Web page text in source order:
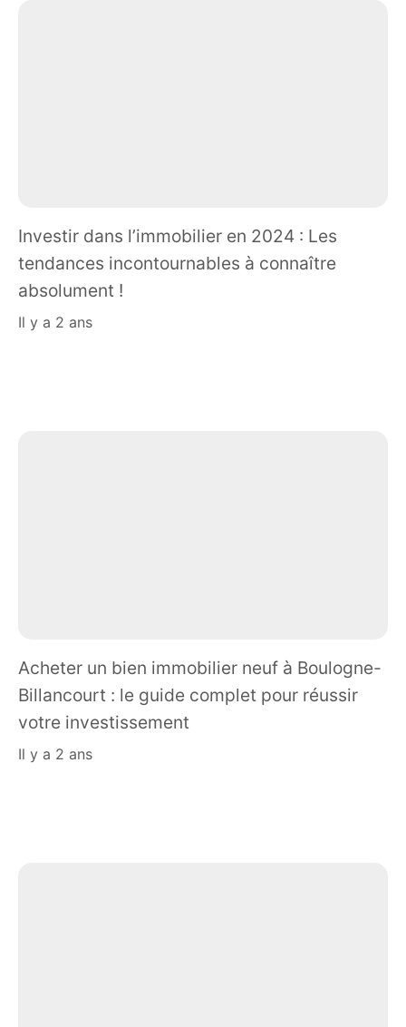
Investir dans l’immobilier en 2024 : Les
tendances incontournables à connaître
absolument !
il y a 2 ans
Acheter un bien immobilier neuf à Boulogne-
Billancourt : le guide complet pour réussir
votre investissement
il y a 2 ans